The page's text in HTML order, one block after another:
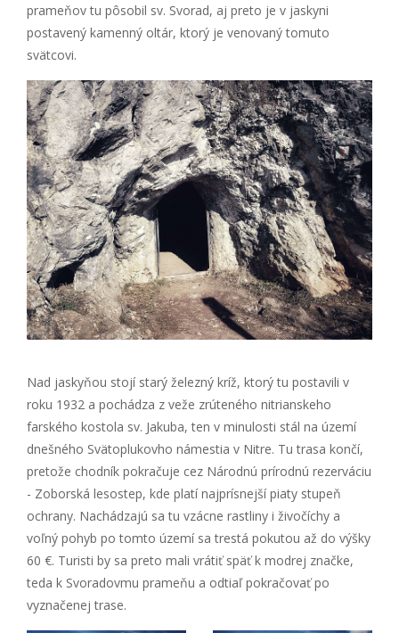
prameňov tu pôsobil sv. Svorad, aj preto je v jaskyni
postavený kamenný oltár, ktorý je venovaný tomuto
svätcovi.
Nad jaskyňou stojí starý železný kríž, ktorý tu postavili v
roku 1932 a pochádza z veže zrúteného nitrianskeho
farského kostola sv. Jakuba, ten v minulosti stál na území
dnešného Svätoplukovho námestia v Nitre. Tu trasa končí,
pretože chodník pokračuje cez Národnú prírodnú rezerváciu
- Zoborská lesostep, kde platí najprísnejší piaty stupeň
ochrany. Nachádzajú sa tu vzácne rastliny i živočíchy a
voľný pohyb po tomto území sa trestá pokutou až do výšky
60 €. Turisti by sa preto mali vrátiť späť k modrej značke,
teda k Svoradovmu prameňu a odtiaľ pokračovať po
vyznačenej trase.